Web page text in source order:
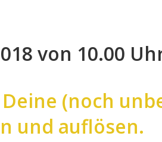
von 10.00
(noch
und auflösen.